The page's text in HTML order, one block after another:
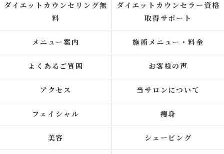
ダイエットカウンセリング無
料
ダイエットカウンセラー資格
取得サポート
メニュー案内 施術メニュー・料金
よくあるご質問 お客様の声
アクセス 当サロンについて
フェイシャル 痩身
美容 シェービング